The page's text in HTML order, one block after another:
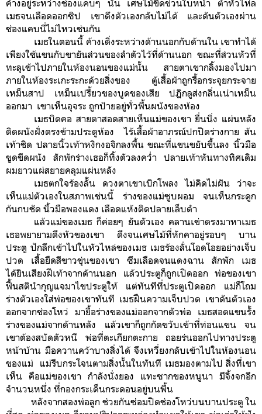
ค้างอยู่ระหว่างช่องแคบๆ นั่น เศษไม้ขีดข่วนใบหน้า ตำหัวไห่ล
เมธจนเลือดออกซิป เขาดึงตัวเองกลับไม่ได้ และดันตัวเองผ่าน
ช่องแคบนี่ไม่ไหวเช่นกัน
เมธในตอนนี้ ค้างเติ่งระหว่างด้านนอกกับด้านใน เขาทำได้
เพียงใช้แขนกับขายันส่วนของลำตัวไว้ที่ด้านนอก ขณะที่ส่วนหัวที่
ทะลุเข้าไปภายในห้องนอนของแม่นั้น สายตาเขากลิ้งมองไปมา
ภายในห้องระเกะระกะด้วยสิ่งของ ตู้เสื้อผ้าถูกรื้อกระจุยกระจาย
เหม็นสาป เหม็นเปรี้ยวของบูดของเสีย ปฎิกลูส่งกลิ่นเน่าเหม็น
ออกมา เขาเห็นอุจระ ถูกป้ายอยู่ทั่วพื้นผนังของห้อง
เมธบิดคอ สายตาสอดสายเห็นแม่ของเขา ยื่นนิ่ง แผ่นหลัง
ติดผนังฝั่งตรงข้ามประตูห้อง ไร้เสื้อผ้าอาภรณ์ปกปิดร่างกาย ส้น
เท้าชิด ปลายนิ้วเท้าหงิกงอจิกลงพื้น ขณะที่แขนขยับขึ้นลง นิ้วมือ
ขูดขีดผนัง สักพักร่างเธอก็ทิ้งตัวลงคว่ำ ปลายเท้าหันทางทิศเดิม
ผมยาวแผ่สยายคลุมแผ่นหลัง
เมธตกใจร้องลั้่น ดวงตาเขาเบิกโพลง ไม่คิดไม่ฝัน ว่าจะ
เห็นแม่ตัวเองในสภาพเช่นนี้ ร่างของแม่ซูบผอม จนเห็นกระดูก
ก้นกบชัด นิ้วมือพองแดง เลือดแห้งติดปลายเล็บดำ
แล้วแม่ของเมธ ก็ค่อยๆ ยันตัวเอง คลานเข่าตรงมาหาเมธ
เธอพยายามดึงหัวของเขา ดึงจนเศษไม้ที่หักคาอยู่รอบๆ บาน
ประตู ปักลึกเข้าไปในหัวไหล่ของเมธ เมธร้องลั่นโอดโอยอย่างเจ็บ
ปวด เสื้อยืดสีขาวขุ่นของเขา ซึมเลือดจนแดงฉาน สักพัก เมธ
ได้ยินเสียงฝีเท้าจากด้านนอก แล้วประตูก็ถูกเปิดออก พ่อของเขา
ฟื้นสตินำกุญแจมาไขประตูให้ แต่ทันทีที่ประตูเปิดออก แม่ก็โถม
ร่างตัวเองใส่พ่อของเขาทันที เมธฝืนความเจ็บปวด เขาดันตัวเอง
ออกจากช่องโหว่ มายื้อร่างของแม่ออกจากตัวพ่อ เมธสอดแขนรั้ง
ร่างของแม่จากด้านหลัง แล้วเขาก็ถูกกัดขวับเข้าที่ท่อนแขน จน
เขาต้องสบัดตัวหนี พ่อที่ตะเกียกตะกาย ถอยร่นออกไปทางประตู
หน้าบ้าน มือควานคว้าบางสิ่งได้ จึงเหวี่ยงกลับเข้าไปในห้องนอน
ของแม่ แม่รีบกระโจนตามสิ่งนั้นในทันที เมธมองตามไป สิ่งที่เขา
เห็น คือแม่ของเขา กำลังนั่งยอง แทะซากของหนูนา มีจิ้งจกอีก
จำนวนหนึ่ง ที่กองกระเด็นกระดอนอยู่บนพื้น
หลังจากสองพ่อลูก ช่วยกันซ่อมปิดช่องโหว่บนบานประตู ใน